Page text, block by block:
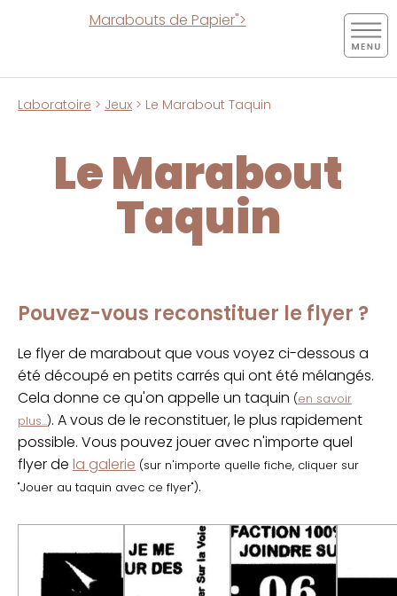
Marabouts de Papier">
Laboratoire > Jeux > Le Marabout Taquin
Le Marabout
Taquin
Pouvez-vous reconstituer le flyer ?
Le flyer de marabout que vous voyez ci-dessous a
été découpé en petits carrés qui ont été mélangés.
Cela donne ce qu'on appelle un taquin (en savoir
plus...). A vous de le reconstituer, le plus rapidement
possible. Vous pouvez jouer avec n'importe quel
flyer de la galerie (sur n'importe quelle fiche, cliquer sur
"Jouer au taquin avec ce flyer").